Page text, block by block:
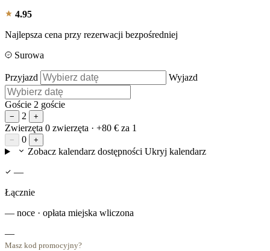
4.95
Najlepsza cena przy rezerwacji bezpośredniej
Surowa
Przyjazd Wyjazd
Goście 2 goście
− 2 +
Zwierzęta 0 zwierzęta · +80 € za 1
− 0 +
Zobacz kalendarz dostępności Ukryj kalendarz
—
Łącznie
— noce · opłata miejska wliczona
—
Masz kod promocyjny?